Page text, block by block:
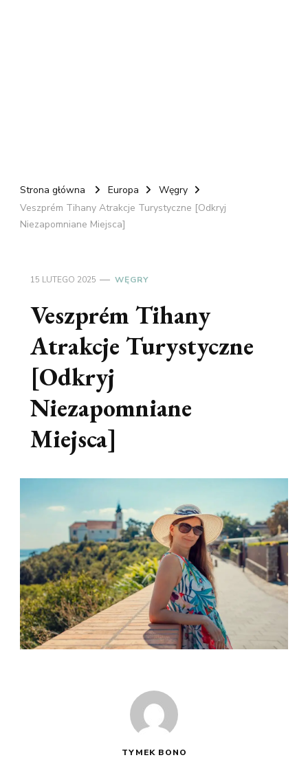
Strona główna Europa
Węgry
Veszprém Tihany Atrakcje Turystyczne [Odkryj
Niezapomniane Miejsca]
15 LUTEGO 2025 WĘGRY
Veszprém Tihany
Atrakcje Turystyczne
[Odkryj
Niezapomniane
Miejsca]
TYMEK BONO